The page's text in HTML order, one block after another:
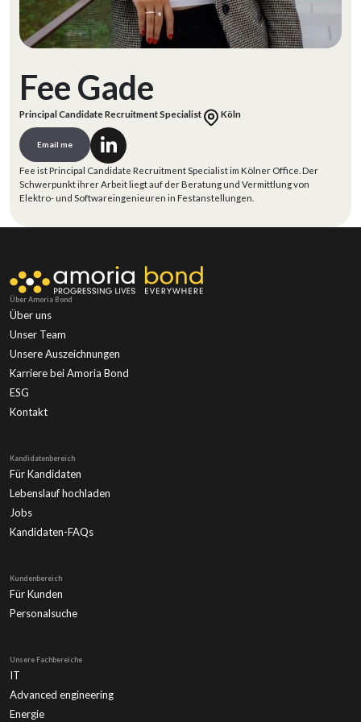
Fee Gade
Principal Candidate Recruitment Specialist Köln
Email me
Fee ist Principal Candidate Recruitment Specialist im Kölner Office. Der
Schwerpunkt ihrer Arbeit liegt auf der Beratung und Vermittlung von
Elektro- und Softwareingenieuren in Festanstellungen.
Über Amoria Bond
Über uns
Unser Team
Unsere Auszeichnungen
Karriere bei Amoria Bond
ESG
Kontakt
Kandidatenbereich
Für Kandidaten
Lebenslauf hochladen
Jobs
Kandidaten-FAQs
Kundenbereich
Für Kunden
Personalsuche
Unsere Fachbereiche
IT
Advanced engineering
Energie